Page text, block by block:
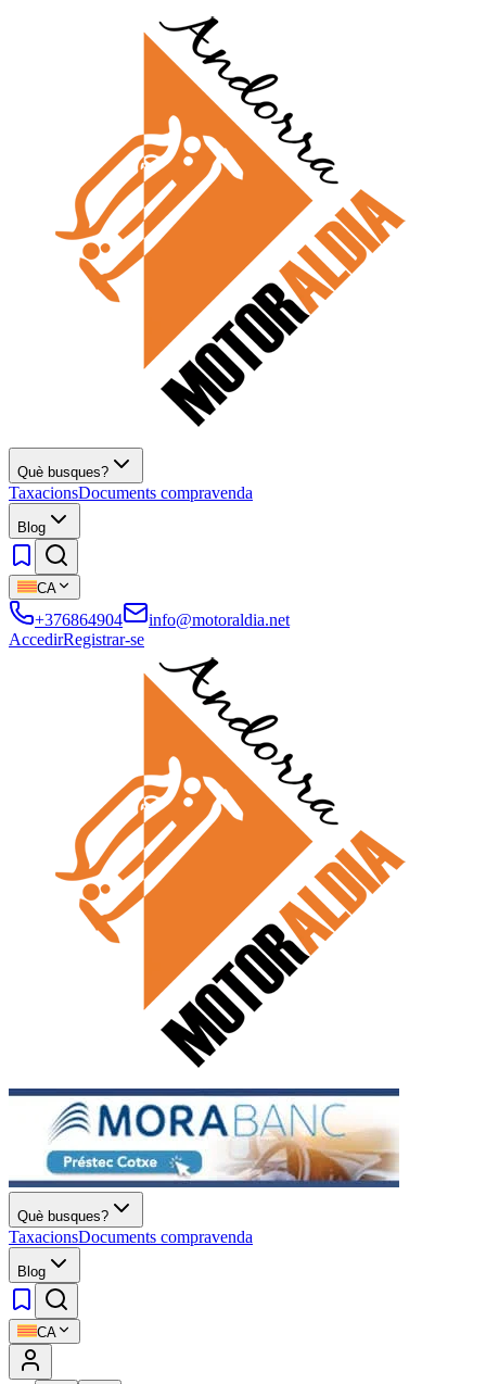
Què busques?
TaxacionsDocuments compravenda
Blog
CA
+376864904
info@motoraldia.net
AccedirRegistrar-se
Què busques?
TaxacionsDocuments compravenda
Blog
CA